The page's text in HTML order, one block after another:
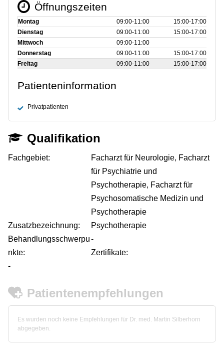
Öffnungszeiten
Montag 09:00‑11:00
15:00‑17:00
Dienstag
09:00‑11:00
15:00‑17:00
Mittwoch
09:00‑11:00
Donnerstag
09:00‑11:00
15:00‑17:00
Freitag
09:00‑11:00 15:00‑17:00
Patienteninformation
Privatpatienten
Qualifikation
Fachgebiet:
Facharzt für Neurologie, Facharzt
für Psychiatrie und
Psychotherapie, Facharzt für
Psychosomatische Medizin und
Psychotherapie
Zusatzbezeichnung:
Psychotherapie
Behandlungsschwerpu
nkte:
-
Zertifikate:
-
Patientenempfehlungen
Es wurden noch keine Empfehlungen für Dr. med. Martin Silberhorn
abgegeben.